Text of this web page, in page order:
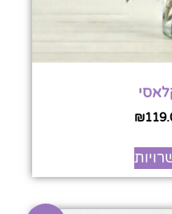
₪